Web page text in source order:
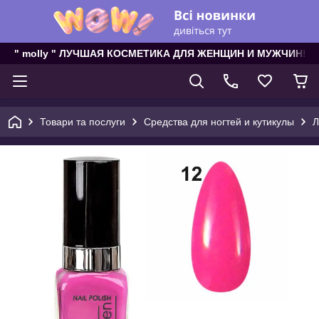
" molly " ЛУЧШАЯ КОСМЕТИКА ДЛЯ ЖЕНЩИН И МУЖЧИН!
Товари та послуги Средства для ногтей и кутикулы